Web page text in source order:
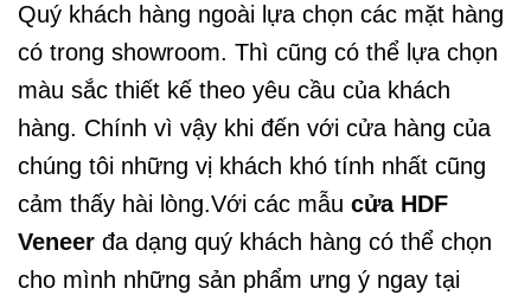
Quý khách hàng ngoài lựa chọn các mặt hàng
có trong showroom. Thì cũng có thể lựa chọn
màu sắc thiết kế theo yêu cầu của khách
hàng. Chính vì vậy khi đến với cửa hàng của
chúng tôi những vị khách khó tính nhất cũng
cảm thấy hài lòng.Với các mẫu cửa HDF
Veneer đa dạng quý khách hàng có thể chọn
cho mình những sản phẩm ưng ý ngay tại